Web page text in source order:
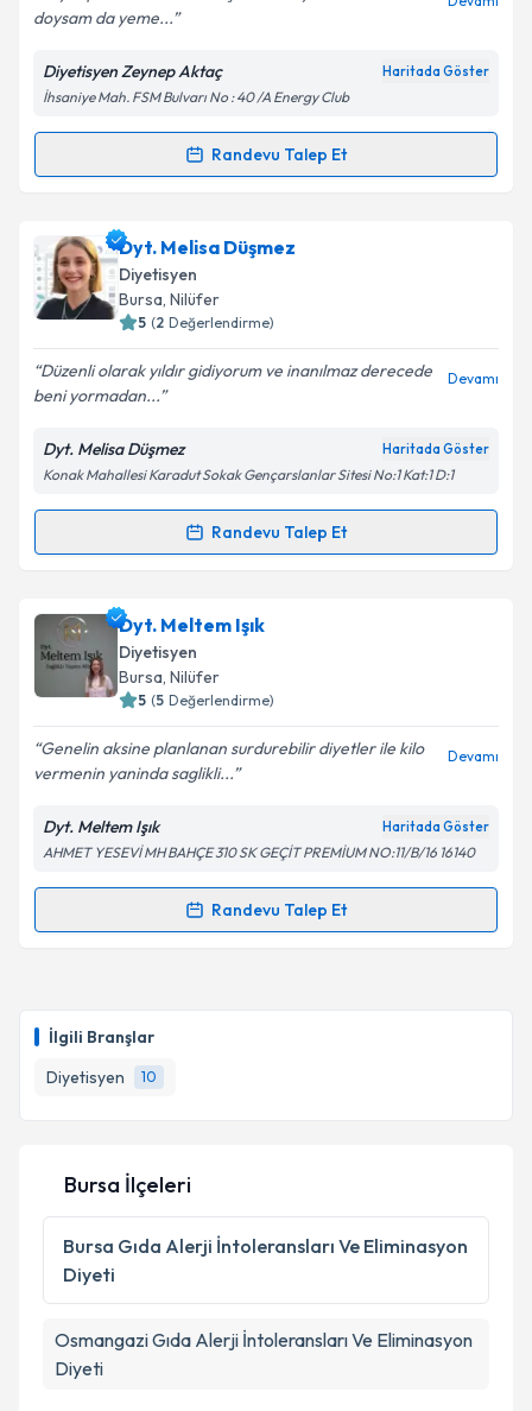
İlgili Branşlar
Diyetisyen
10
Kişisel verilerimin işlenmesine ilişkin
Aydınlatma
Metni'ni okudum ve kişisel verilerimin belirtilen
kapsamda işlenmesini kabul ediyorum.
doysam da yeme...
Diyetisyen Zeynep Aktaç Haritada Göster
İhsaniye Mah. FSM Bulvarı No : 40 /A Energy Club
Randevu Talep Et
Randevu Takvimi Talebi
Dyt. Zeynep Aktaçiçin randevu takvimi talebi
oluşturun. Size bu uzmandan randevu almanız için bir
takvim hazırlandığında e-posta ile bilgilendireceğiz.
Kişisel verilerimin işlenmesine ilişkin
Aydınlatma
Metni'ni okudum ve kişisel verilerimin belirtilen
kapsamda işlenmesini kabul ediyorum.
Dyt. Melisa Düşmez
Diyetisyen
Bursa, Nilüfer
5 (2 Değerlendirme)
Düzenli olarak yıldır gidiyorum ve inanılmaz derecede
beni yormadan...
Devamı
Dyt. Melisa Düşmez Haritada Göster
Konak Mahallesi Karadut Sokak Gençarslanlar Sitesi No:1 Kat:1 D:1
Randevu Talep Et
Randevu Takvimi Talebi
Dyt. Melisa Düşmeziçin randevu takvimi talebi
oluşturun. Size bu uzmandan randevu almanız için bir
takvim hazırlandığında e-posta ile bilgilendireceğiz.
Kişisel verilerimin işlenmesine ilişkin
Aydınlatma
Metni'ni okudum ve kişisel verilerimin belirtilen
kapsamda işlenmesini kabul ediyorum.
Dyt. Meltem Işık
Diyetisyen
Bursa, Nilüfer
5 (5 Değerlendirme)
Genelin aksine planlanan surdurebilir diyetler ile kilo
vermenin yaninda saglikli...
Devamı
Dyt. Meltem Işık Haritada Göster
AHMET YESEVİ MH BAHÇE 310 SK GEÇİT PREMİUM NO:11/B/16 16140
Randevu Talep Et
Randevu Takvimi Talebi
hazırlandığında e-posta ile bilgilendireceğiz.
E-posta Adresiniz
Kişisel verilerimin işlenmesine ilişkinAydınlatma
Metni
'ni okudum ve kişisel verilerimin belirtilen
kapsamda işlenmesini kabul ediyorum.
Takvim Talebini Gönder
Bursa İlçeleri
Bursa Gıda Alerji İntoleransları Ve Eliminasyon
Diyeti
OsmangaziGıda Alerji İntoleransları Ve Eliminasyon
Diyeti